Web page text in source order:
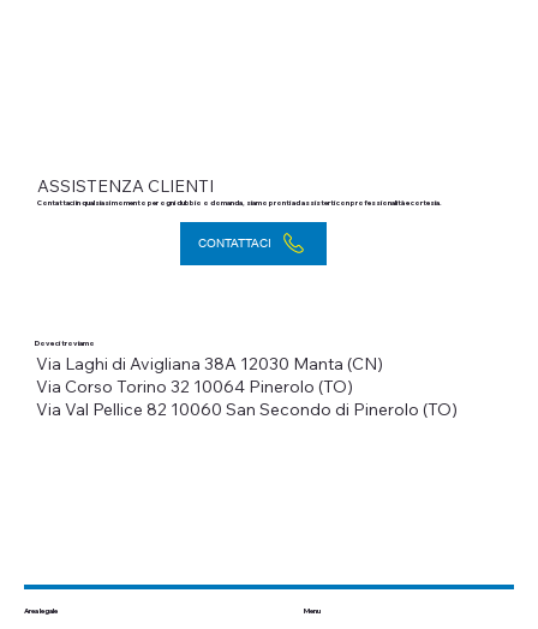
Contattaci in qualsiasi momento per ogni dubbio o domanda, siamo pronti ad assisterti con professionalità e cortesia.
CONTATTACI
ASSISTENZA CLIENTI
Dove ci troviamo
Via Laghi di Avigliana 38A 12030 Manta (CN)
Via Val Pellice 82 10060 San Secondo di Pinerolo (TO)
Via Corso Torino 32 10064 Pinerolo (TO)
Area legale Menu